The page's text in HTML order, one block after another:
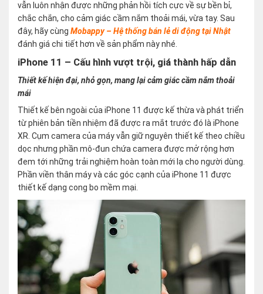
vẫn luôn nhận được những phản hồi tích cực về sự bền bỉ,
chắc chắn, cho cảm giác cầm nắm thoải mái, vừa tay. Sau
đây, hãy cùng Mobappy – Hệ thống bán lẻ di động tại Nhật
đánh giá chi tiết hơn về sản phẩm này nhé.
iPhone 11 – Cấu hình vượt trội, giá thành hấp dẫn
Thiết kế hiện đại, nhỏ gọn, mang lại cảm giác cầm nắm thoải
mái
Thiết kế bên ngoài của iPhone 11 được kế thừa và phát triển
từ phiên bản tiền nhiệm đã được ra mắt trước đó là iPhone
XR. Cụm camera của máy vẫn giữ nguyên thiết kế theo chiều
dọc nhưng phần mô-đun chứa camera được mở rộng hơn
đem tới những trải nghiệm hoàn toàn mới lạ cho người dùng.
Phần viền thân máy và các góc cạnh của iPhone 11 được
thiết kế dạng cong bo mềm mại.